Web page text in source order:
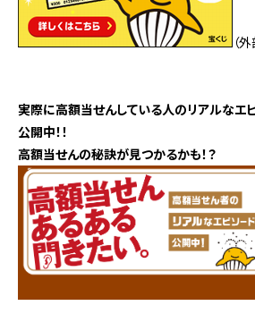
（
実際に高額当せんしている人のリアルなエ
公開中！！
高額当せんの秘訣が見つかるかも！？